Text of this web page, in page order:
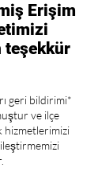
Erişim
teşekkür
geri bildirimi*
ve ilçe
hizmetlerimizi